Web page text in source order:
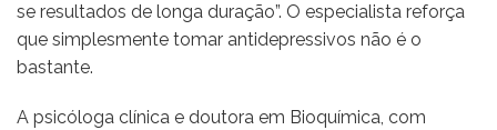
se resultados de longa duração”. O especialista reforça
que simplesmente tomar antidepressivos não é o
bastante.
A psicóloga clínica e doutora em Bioquímica, com